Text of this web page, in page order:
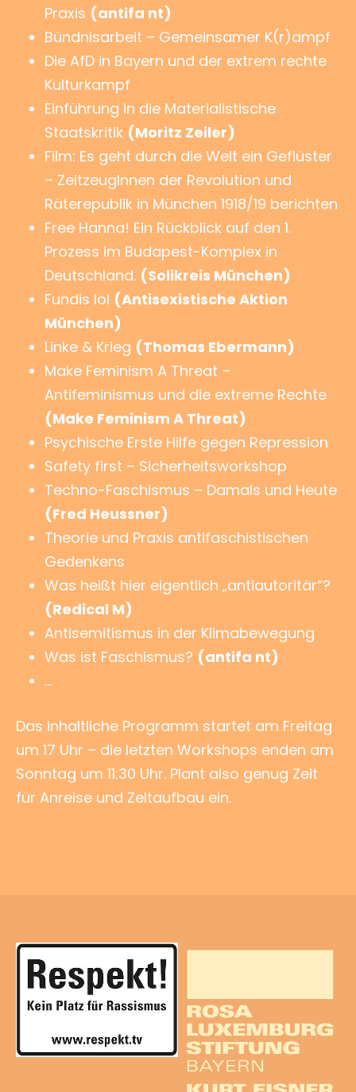
Praxis (antifa nt)
Bündnisarbeit – Gemeinsamer K(r)ampf
Die AfD in Bayern und der extrem rechte
Kulturkampf
Einführung in die Materialistische
Staatskritik (Moritz Zeiler)
Film: Es geht durch die Welt ein Geflüster
– ZeitzeugInnen der Revolution und
Räterepublik in München 1918/19 berichten
Free Hanna! Ein Rückblick auf den 1.
Prozess im Budapest-Komplex in
Deutschland. (Solikreis München)
Fundis lol (Antisexistische Aktion
München)
Linke & Krieg (Thomas Ebermann)
Make Feminism A Threat –
Antifeminismus und die extreme Rechte
(Make Feminism A Threat)
Psychische Erste Hilfe gegen Repression
Safety first – Sicherheitsworkshop
Techno-Faschismus – Damals und Heute
(Fred Heussner)
Theorie und Praxis antifaschistischen
Gedenkens
Was heißt hier eigentlich „antiautoritär“?
(Redical M)
Antisemitismus in der Klimabewegung
Was ist Faschismus? (antifa nt)
…
Das inhaltliche Programm startet am Freitag
um 17 Uhr – die letzten Workshops enden am
Sonntag um 11:30 Uhr. Plant also genug Zeit
für Anreise und Zeltaufbau ein.